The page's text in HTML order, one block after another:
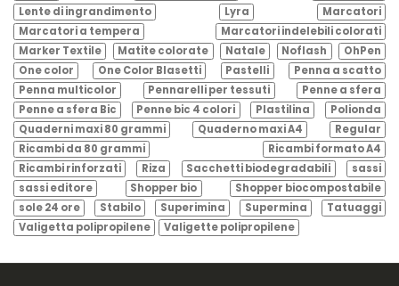
Lente di ingrandimento
Lyra
Marcatori
Marcatori a tempera
Marcatori indelebili colorati
Marker Textile
Matite colorate Natale Noflash
OhPen
One color
One Color Blasetti Pastelli
Penna a scatto
Penna multicolor
Pennarelli per tessuti
Penne a sfera
Penne a sfera Bic
Penne bic 4 colori Plastilina
Polionda
Quaderni maxi 80 grammi
Quaderno maxi A4
Regular
Ricambi da 80 grammi
Ricambi formato A4
Ricambi rinforzati
Riza Sacchetti biodegradabili
sassi
sassi editore
Shopper bio
Shopper biocompostabile
sole 24 ore
Stabilo Superimina Supermina
Tatuaggi
Valigetta polipropilene
Valigette polipropilene